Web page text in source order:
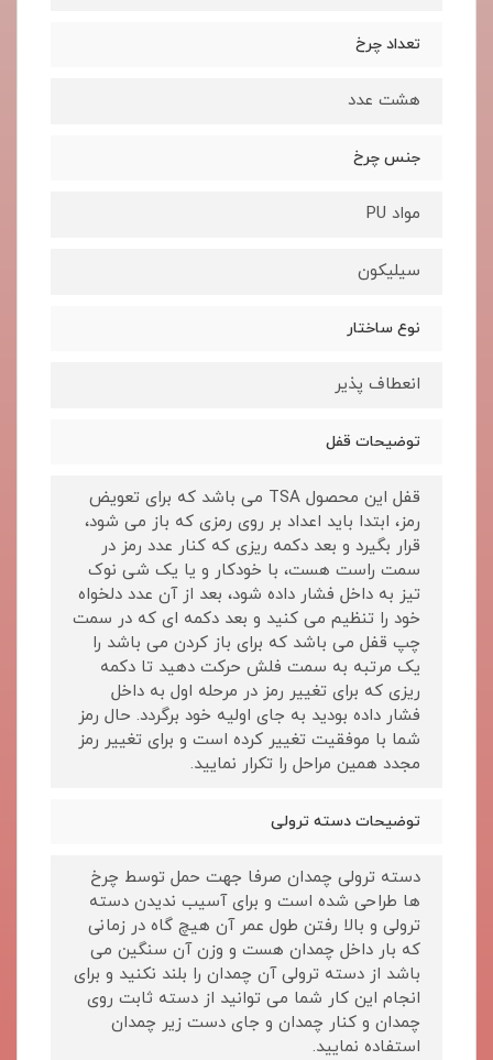
تعداد چرخ
هشت عدد
جنس چرخ
مواد PU
سیلیکون
نوع ساختار
انعطاف پذیر
توضیحات قفل
قفل این محصول TSA می باشد که برای تعویض
رمز، ابتدا باید اعداد بر روی رمزی که باز می شود،
قرار بگیرد و بعد دکمه ریزی که کنار عدد رمز در
سمت راست هست، با خودکار و یا یک شی نوک
تیز به داخل فشار داده شود، بعد از آن عدد دلخواه
خود را تنظیم می کنید و بعد دکمه ای که در سمت
چپ قفل می باشد که برای باز کردن می باشد را
یک مرتبه به سمت فلش حرکت دهید تا دکمه
ریزی که برای تغییر رمز در مرحله اول به داخل
فشار داده بودید به جای اولیه خود برگردد. حال رمز
شما با موفقیت تغییر کرده است و برای تغییر رمز
مجدد همین مراحل را تکرار نمایید.
توضیحات دسته ترولی
دسته ترولی چمدان صرفا جهت حمل توسط چرخ
ها طراحی شده است و برای آسیب ندیدن دسته
ترولی و بالا رفتن طول عمر آن هیچ گاه در زمانی
که بار داخل چمدان هست و وزن آن سنگین می
باشد از دسته ترولی آن چمدان را بلند نکنید و برای
انجام این کار شما می توانید از دسته ثابت روی
چمدان و کنار چمدان و جای دست زیر چمدان
استفاده نمایید.